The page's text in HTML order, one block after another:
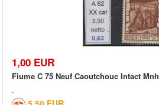
1,00 EUR
Fiume C 75 Neuf Caoutchouc Intact Mnh